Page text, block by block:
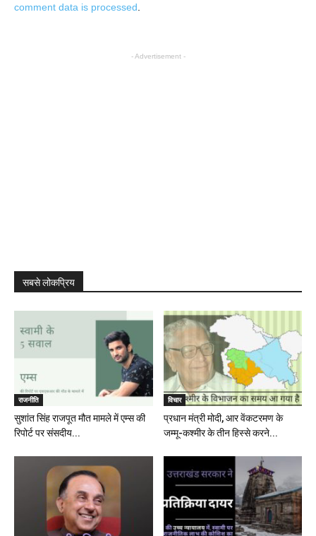
comment data is processed
- Advertisement -
सबसे लोकप्रिय
राजनीति
सुशांत सिंह राजपूत मौत मामले में एम्स की
रिपोर्ट पर संसदीय...
विचार
प्रधान मंत्री मोदी, आर वेंकटरमण के
जम्मू-कश्मीर के तीन हिस्से करने...